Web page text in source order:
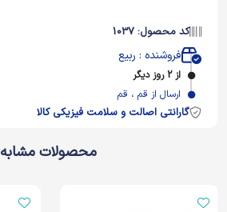
کد محصول: 1037
فروشنده : ربیع
از 2 روز دیگر
ارسال از قم ، قم
گارانتی اصالت و سلامت فیزیکی کالا
محصولات مشابه